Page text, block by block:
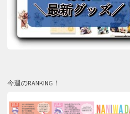
今週のRANKING！